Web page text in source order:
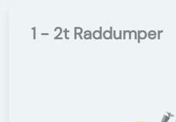
1 - 2t Raddumper